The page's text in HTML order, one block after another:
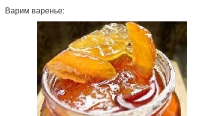
Варим варенье: